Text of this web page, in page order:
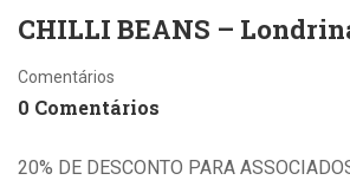
CHILLI BEANS –
Comentários
0 Comentários
20% DE DESCONTO PARA